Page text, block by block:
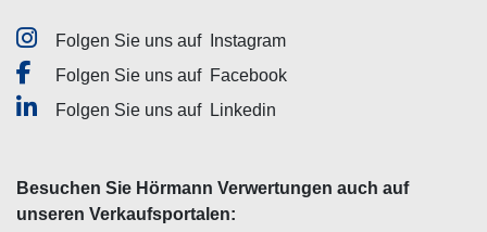
Folgen Sie uns auf
Instagram
Folgen Sie uns auf Facebook
Folgen Sie uns auf
Linkedin
Besuchen Sie Hörmann Verwertungen auch auf
unseren Verkaufsportalen: